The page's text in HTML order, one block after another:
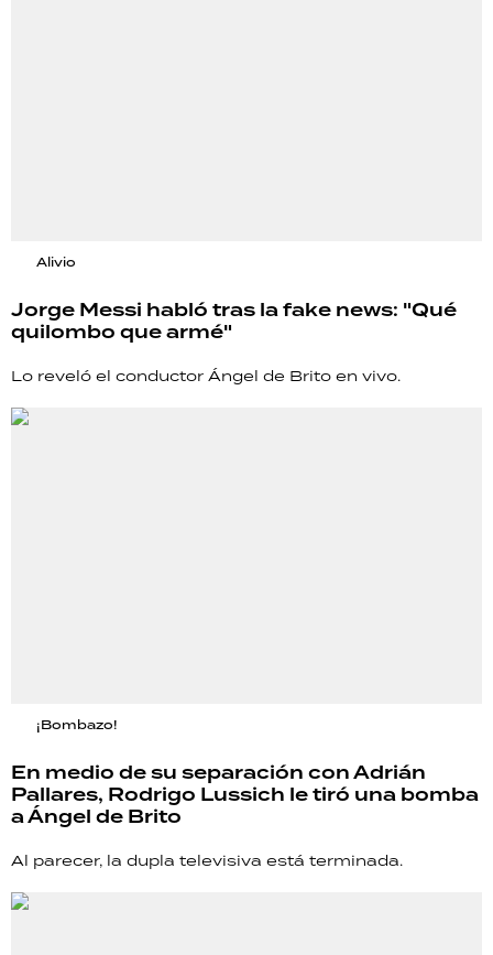
Alivio
Jorge Messi habló tras la fake news: "Qué
quilombo que armé"
Lo reveló el conductor Ángel de Brito en vivo.
¡Bombazo!
En medio de su separación con Adrián
Pallares, Rodrigo Lussich le tiró una bomba
a Ángel de Brito
Al parecer, la dupla televisiva está terminada.